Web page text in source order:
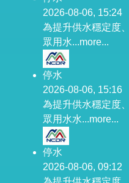
2026-08-06, 15:24
為提升供水穩定度
眾用水...more...
停水
2026-08-06, 15:16
為提升供水穩定度
眾用水水...more...
停水
2026-08-06, 09:12